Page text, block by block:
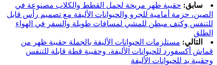
سابق: حقيبة ظهر مريحة لحمل القطط والكلاب مصنوعة في
الصين، حزمة أمامية للجرو والحيوانات الأليفة مع تصميم رأس قابل
للتنفس وكتف مبطن للمشي لمسافات طويلة والسفر في الهواء
الطلق
التالي: مستلزمات الحيوانات الأليفة بالجملة حقيبة ظهر من
قماش أكسفورد للحيوانات الأليفة، وحقيبة قطة قابلة للتنفس
وحقيبة يد للحيوانات الأليفة